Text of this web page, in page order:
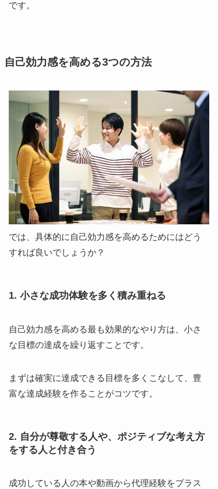
です。
自己効力感を高める3つの方法
では、具体的に自己効力感を高めるためにはどう
すれば良いでしょうか？
1. 小さな成功体験を多く積み重ねる
自己効力感を高める最も効果的なやり方は、小さ
な目標の達成を繰り返すことです。
まずは確実に達成できる目標を多くこなして、豊
富な達成経験を作ることがコツです。
2. 自分が尊敬する人や、ポジティブな考え方
をする人と付き合う
成功している人の本や動画から代理経験をプラス